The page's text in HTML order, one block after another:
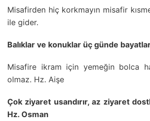
Misafirden hiç korkmayın misafir
ile gider.
Balıklar ve konuklar üç günde
Misafire ikram için yemeğin bolca
olmaz. Hz. Aişe
Çok ziyaret usandırır, az ziyaret
Hz. Osman